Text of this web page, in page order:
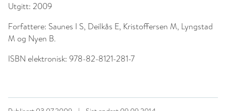
Utgitt: 2009
Forfattere: Saunes I S, Deilkås E, Kristoffersen M, Lyngstad
M og Nyen B.
ISBN elektronisk: 978-82-8121-281-7